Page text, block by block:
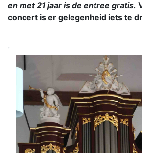
en met 21 jaar is de entree gratis.
concert is er gelegenheid iets te